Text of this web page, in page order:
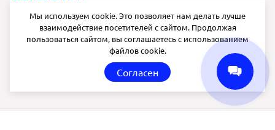
info@shipee.ru
СБ ВС выходной
Мы используем cookie. Это позволяет нам делать лучше
взаимодействие посетителей с сайтом. Продолжая
пользоваться сайтом, вы соглашаетесь с использованием
файлов cookie.
Согласен